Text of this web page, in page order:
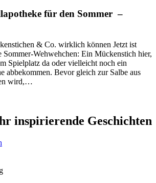
für den Sommer –
& Co. wirklich können Jetzt ist
Sommer-Wehwehchen: Ein Mückenstich hier,
Spielplatz da oder vielleicht noch ein
abbekommen. Bevor gleich zur Salbe aus
wird,…
inspirierende Geschichten